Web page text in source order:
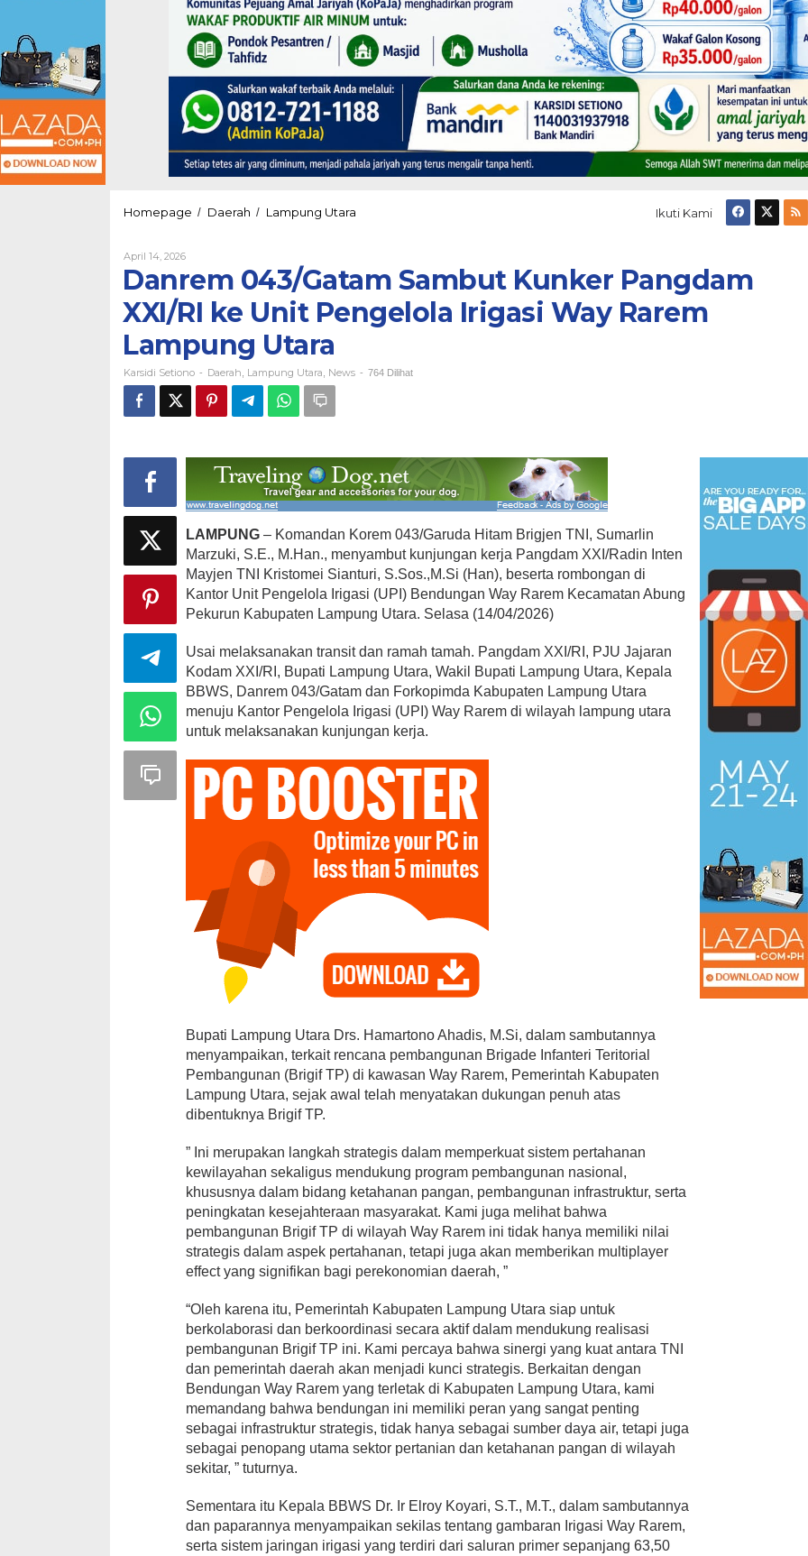
Homepage / Daerah / Lampung Utara
Pangdam
XXI/RI
ke
Unit
Way
Ikuti Kami
April 14, 2026Oleh
Setiono
Danrem 043/Gatam Sambut Kunker Pangdam
XXI/RI ke Unit Pengelola Irigasi Way Rarem
Lampung Utara
Karsidi Setiono - Daerah Lampung Utara News - 764 Dilihat
LAMPUNG– Komandan Korem 043/Garuda Hitam Brigjen TNI, Sumarlin
Marzuki, S.E., M.Han., menyambut kunjungan kerja Pangdam XXI/Radin Inten
Mayjen TNI Kristomei Sianturi, S.Sos.,M.Si (Han), beserta rombongan di
Kantor Unit Pengelola Irigasi (UPI) Bendungan Way Rarem Kecamatan Abung
Pekurun Kabupaten Lampung Utara. Selasa (14/04/2026)
Usai melaksanakan transit dan ramah tamah. Pangdam XXI/RI, PJU Jajaran
Kodam XXI/RI, Bupati Lampung Utara, Wakil Bupati Lampung Utara, Kepala
BBWS, Danrem 043/Gatam dan Forkopimda Kabupaten Lampung Utara
menuju Kantor Pengelola Irigasi (UPI) Way Rarem di wilayah lampung utara
untuk melaksanakan kunjungan kerja.
Bupati Lampung Utara Drs. Hamartono Ahadis, M.Si, dalam sambutannya
menyampaikan, terkait rencana pembangunan Brigade Infanteri Teritorial
Pembangunan (Brigif TP) di kawasan Way Rarem, Pemerintah Kabupaten
Lampung Utara, sejak awal telah menyatakan dukungan penuh atas
dibentuknya Brigif TP.
” Ini merupakan langkah strategis dalam memperkuat sistem pertahanan
kewilayahan sekaligus mendukung program pembangunan nasional,
khususnya dalam bidang ketahanan pangan, pembangunan infrastruktur, serta
peningkatan kesejahteraan masyarakat. Kami juga melihat bahwa
pembangunan Brigif TP di wilayah Way Rarem ini tidak hanya memiliki nilai
strategis dalam aspek pertahanan, tetapi juga akan memberikan multiplayer
effect yang signifikan bagi perekonomian daerah, ”
“Oleh karena itu, Pemerintah Kabupaten Lampung Utara siap untuk
berkolaborasi dan berkoordinasi secara aktif dalam mendukung realisasi
pembangunan Brigif TP ini. Kami percaya bahwa sinergi yang kuat antara TNI
dan pemerintah daerah akan menjadi kunci strategis. Berkaitan dengan
Bendungan Way Rarem yang terletak di Kabupaten Lampung Utara, kami
memandang bahwa bendungan ini memiliki peran yang sangat penting
sebagai infrastruktur strategis, tidak hanya sebagai sumber daya air, tetapi juga
sebagai penopang utama sektor pertanian dan ketahanan pangan di wilayah
sekitar, ” tuturnya.
Sementara itu Kepala BBWS Dr. Ir Elroy Koyari, S.T., M.T., dalam sambutannya
dan paparannya menyampaikan sekilas tentang gambaran Irigasi Way Rarem,
serta sistem jaringan irigasi yang terdiri dari saluran primer sepanjang 63,50
12 Kandidat Bersaing Dalam
Brekat
Di Daerah, Politik Mei 23, 2026
PAN Kota Bandar Lampung
Bergerak Cepat, Ringankan
Kebakara…
Di Bandar Lampung, Duka, Politik